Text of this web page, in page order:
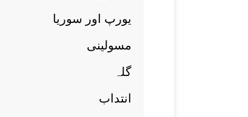
يورپ اور سوريا
مسولينی
گلہ
انتداب